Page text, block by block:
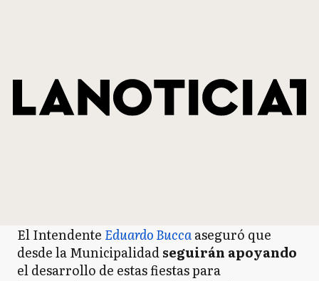
El Intendente Eduardo Buccaaseguró que
desde la Municipalidadseguirán apoyando
el desarrollo de estas fiestas para